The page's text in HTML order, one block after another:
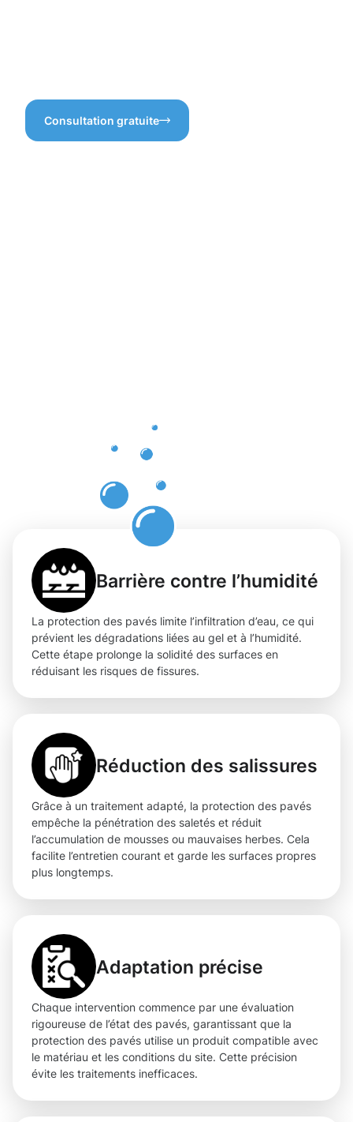
Consultation gratuite
Barrière contre l’humidité
La protection des pavés limite l’infiltration d’eau, ce qui
prévient les dégradations liées au gel et à l’humidité.
Cette étape prolonge la solidité des surfaces en
réduisant les risques de fissures.
Réduction des salissures
Grâce à un traitement adapté, la protection des pavés
empêche la pénétration des saletés et réduit
l’accumulation de mousses ou mauvaises herbes. Cela
facilite l’entretien courant et garde les surfaces propres
plus longtemps.
Adaptation précise
Chaque intervention commence par une évaluation
rigoureuse de l’état des pavés, garantissant que la
protection des pavés utilise un produit compatible avec
le matériau et les conditions du site. Cette précision
évite les traitements inefficaces.